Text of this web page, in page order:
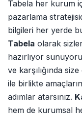
Tabela her kurum
pazarlama
bilgileri her yerde
Tabela olarak
hazırlıyor
ve karşılığında
ile birlikte
adımlar atarsınız.
hem de kurumsal